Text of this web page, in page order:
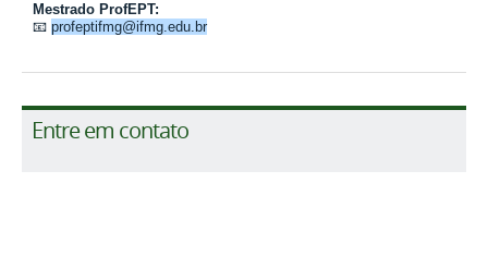
Mestrado ProfEPT:
📧 profeptifmg@ifmg.edu.br
Entre em contato